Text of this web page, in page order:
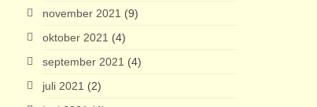
november 2021 (9)
oktober 2021 (4)
september 2021 (4)
juli 2021 (2)